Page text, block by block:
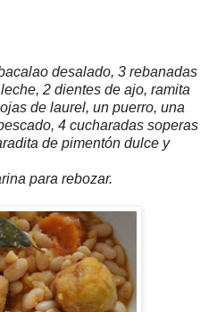
desalado, 3 rebanadas
2 dientes de ajo, ramita
de laurel, un puerro, una
4 cucharadas soperas
de pimentón dulce y
para rebozar.